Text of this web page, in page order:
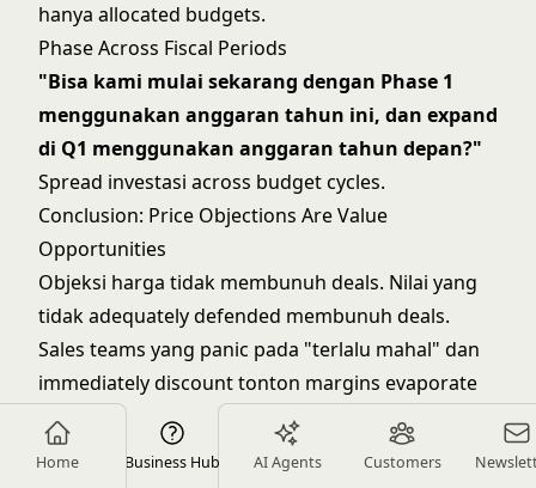
Home Business Hub AI Agents Customers
hanya allocated budgets.
Phase Across Fiscal Periods
"Bisa kami mulai sekarang dengan Phase 1
menggunakan anggaran tahun ini, dan expand
di Q1 menggunakan anggaran tahun depan?"
Spread investasi across budget cycles.
Conclusion: Price Objections Are Value
Opportunities
Objeksi harga tidak membunuh deals. Nilai yang
tidak adequately defended membunuh deals.
Sales teams yang panic pada "terlalu mahal" dan
immediately discount tonton margins evaporate
sambil create buyer's remorse (jika harga drop
easily, apakah pernah justified?).